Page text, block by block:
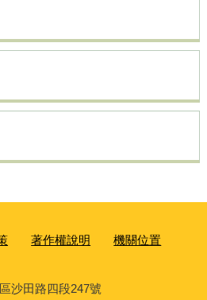
著作權說明 機關位置
沙田路四段247號